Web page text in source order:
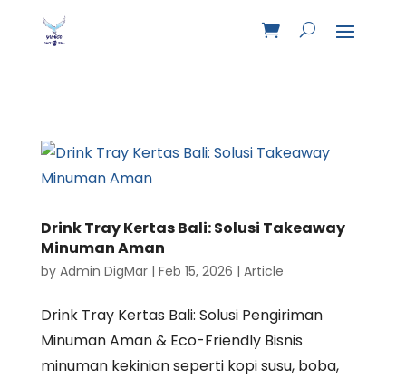
Drink Tray Kertas Bali: Solusi Takeaway
Minuman Aman
by Admin DigMar| Feb 15, 2026 | Article
Drink Tray Kertas Bali: Solusi Pengiriman
Minuman Aman & Eco-Friendly Bisnis
minuman kekinian seperti kopi susu, boba,